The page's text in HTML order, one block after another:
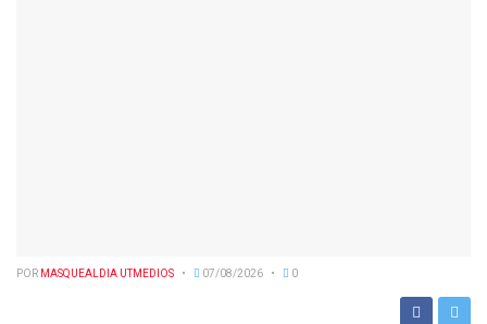
POR MASQUEALDIA UTMEDIOS 07/08/2026 0